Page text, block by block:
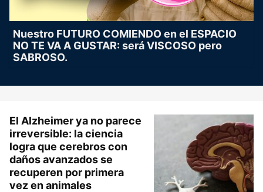
Nuestro FUTURO COMIENDO en el ESPACIO
NO TE VA A GUSTAR: será VISCOSO pero
SABROSO.
El Alzheimer ya no parece
irreversible: la ciencia
logra que cerebros con
daños avanzados se
recuperen por primera
vez en animales